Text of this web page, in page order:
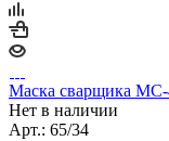
Маска сварщика МС-
Нет в наличии
Арт.: 65/34